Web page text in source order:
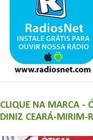
CLIQUE NA MARCA -
DINIZ CEARÁ-MIRIM-